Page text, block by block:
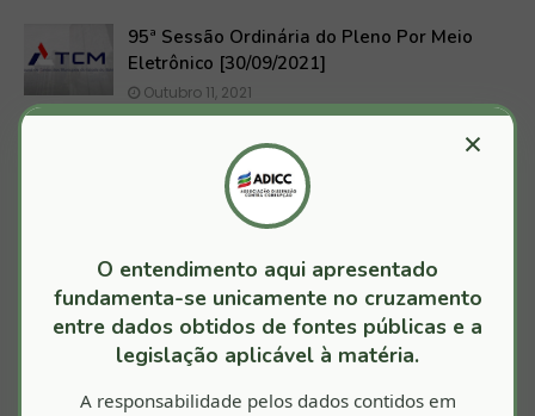
95ª Sessão Ordinária do Pleno Por Meio
Eletrônico [30/09/2021]
Outubro 11, 2021
×
O entendimento aqui apresentado
fundamenta-se unicamente no cruzamento
entre dados obtidos de fontes públicas e a
legislação aplicável à matéria.
A responsabilidade pelos dados contidos em